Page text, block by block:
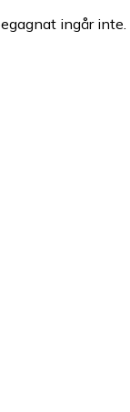
ingår inte.